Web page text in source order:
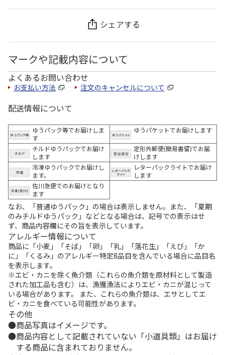
シェアする
マークや記載内容について
よくあるお問い合わせ
お支払い方法 注文のキャンセルについて
配送情報について
ゆうパック等でお届けしま
す
ゆうパケットでお届けします
チルドゆうパックでお届け
します
定形外郵便(簡易書留)でお届
けします
冷凍ゆうパックでお届けし
ます。
レターパックライトでお届け
します
佐川急便でのお届けとなり
ます
なお、「普通ゆうパック」の場合は表示しません。また、「夏期
のみチルドゆうパック」などとなる場合は、記号での表示はせ
ず、商品内容欄にその旨を表示しています。
アレルギー情報について
商品に「小麦」「そば」「卵」「乳」「落花生」「えび」「か
に」「くるみ」のアレルギー特定8品目を含んでいる場合に品目名
を表示します。
※エビ・カニを除く魚介類（これらの魚介類を原材料として製造
された加工品も含む）は、漁獲漁法によりエビ・カニが混じって
いる場合があります。 また、これらの魚介類は、エサとしてエ
ビ・カニを食べている可能性があります。
その他
商品写真はイメージです。
商品内容として記載されていない「小道具類」はお届け
する商品に含まれておりません。